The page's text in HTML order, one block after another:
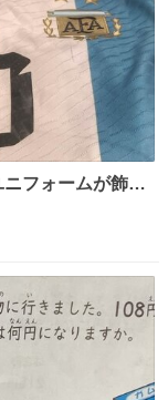
フォームが飾っ